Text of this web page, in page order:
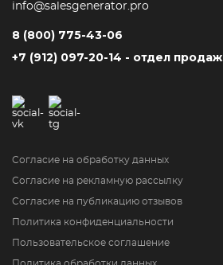
info@salesgenerator.pro
8 (800) 775-43-06
+7 (912) 097-20-14 - отдел продаж
Согласие на обработку данных
Согласие на рекламную рассылку
Согласие на публикацию отзывов
Политика конфиденциальности
Пользовательское соглашение